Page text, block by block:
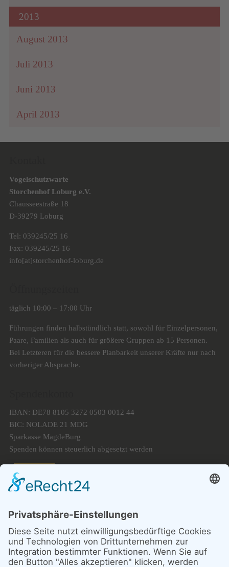
2013
August 2013
Juli 2013
Juni 2013
April 2013
Vogelschutzwarte
Storchenhof Loburg e.V.
Chausseestraße 18
D-39279 Loburg
Tel: 039245/25 16
Fax: 039245/25 16
info[at]storchenhof-loburg.de
täglich 10:00 – 17:00 Uhr
Führungen finden halbstündlich statt, sowohl für Einzelpersonen,
Paare, Familien als auch für größere Gruppen ab 15 Personen.
Bei Letzteren für die bessere Planbarkeit unserer Kräfte nur nach
vorheriger Absprache.
IBAN: DE78 8105 3272 0503 0012 44
BIC: NOLADE 21 MDG
Sparkasse MagdeBurg
Spenden können steuerlich abgesetzt werden
© 1987 – 2025
Storchenhof Loburg e.V.